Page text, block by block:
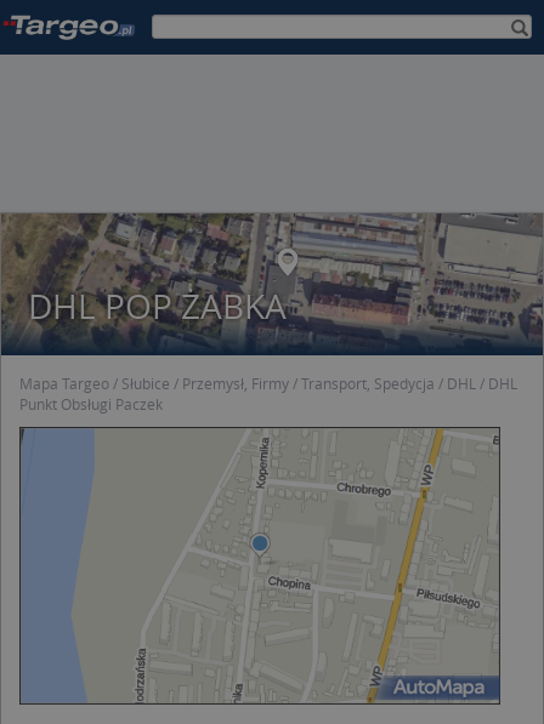
DHL POP ŻABKA
Mapa Targeo Słubice Przemysł, Firmy Transport, Spedycja DHL
DHL
Punkt Obsługi Paczek